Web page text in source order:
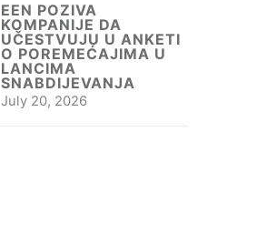
EEN POZIVA
KOMPANIJE DA
UČESTVUJU U ANKETI
O POREMEĆAJIMA U
LANCIMA
SNABDIJEVANJA
July 20, 2026